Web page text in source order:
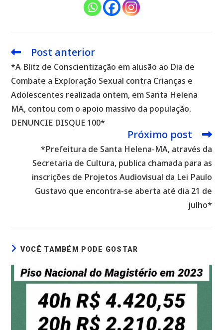
Leia
artigos
Post anterior
*A Blitz de Conscientização em alusão ao Dia de
Combate a Exploração Sexual contra Crianças e
Adolescentes realizada ontem, em Santa Helena
MA, contou com o apoio massivo da população.
DENUNCIE DISQUE 100*
Próximo post
*Prefeitura de Santa Helena-MA, através da
Secretaria de Cultura, publica chamada para as
inscrições de Projetos Audiovisual da Lei Paulo
Gustavo que encontra-se aberta até dia 21 de
julho*
VOCÊ TAMBÉM PODE GOSTAR